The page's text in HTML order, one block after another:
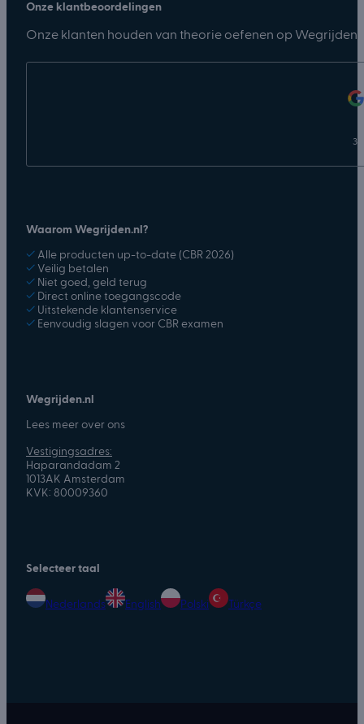
Onze klantbeoordelingen
Onze klanten houden van theorie oefenen op
Waarom Wegrijden.nl?
✓ Alle producten up-to-date (CBR 2026)
✓ Veilig betalen
✓ Niet goed, geld terug
✓ Direct online toegangscode
✓ Uitstekende klantenservice
✓ Eenvoudig slagen voor CBR examen
Wegrijden.nl
Lees meer over ons
Vestigingsadres:
Haparandadam 2
1013AK Amsterdam
KVK: 80009360
Selecteer taal
Nederlands English Polski Türkçe